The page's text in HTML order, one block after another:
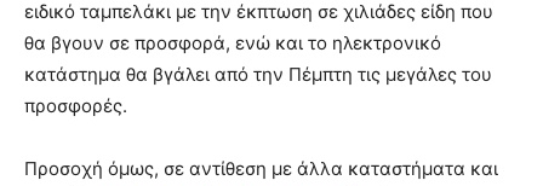
ειδικό ταμπελάκι με την έκπτωση σε χιλιάδες είδη που
θα βγουν σε προσφορά, ενώ και το ηλεκτρονικό
κατάστημα θα βγάλει από την Πέμπτη τις μεγάλες του
προσφορές.
Προσοχή όμως, σε αντίθεση με άλλα καταστήματα και